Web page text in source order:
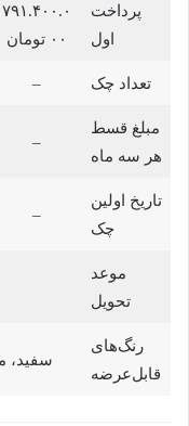
پرداخت
اول
۷۹۱.۴۰۰.۰
۰۰ تومان
تعداد چک –
مبلغ قسط
هر سه ماه
–
تاریخ اولین
چک
–
موعد
تحویل
رنگ‌های
قابل‌عرضه
سفید،